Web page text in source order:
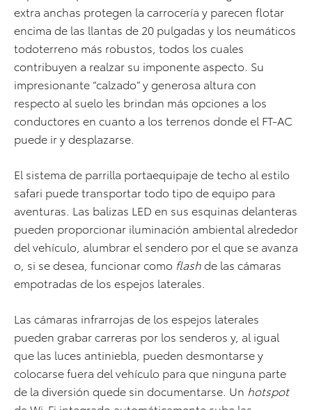
extra anchas protegen la carrocería y parecen flotar
encima de las llantas de 20 pulgadas y los neumáticos
todoterreno más robustos, todos los cuales
contribuyen a realzar su imponente aspecto. Su
impresionante “calzado” y generosa altura con
respecto al suelo les brindan más opciones a los
conductores en cuanto a los terrenos donde el FT-AC
puede ir y desplazarse.
El sistema de parrilla portaequipaje de techo al estilo
safari puede transportar todo tipo de equipo para
aventuras. Las balizas LED en sus esquinas delanteras
pueden proporcionar iluminación ambiental alrededor
del vehículo, alumbrar el sendero por el que se avanza
o, si se desea, funcionar como flashde las cámaras
empotradas de los espejos laterales.
Las cámaras infrarrojas de los espejos laterales
pueden grabar carreras por los senderos y, al igual
que las luces antiniebla, pueden desmontarse y
colocarse fuera del vehículo para que ninguna parte
de la diversión quede sin documentarse. Un hotspot